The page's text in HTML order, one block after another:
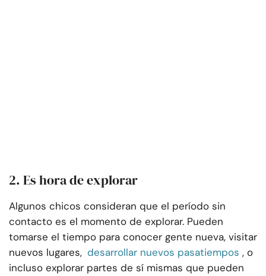
2. Es hora de explorar
Algunos chicos consideran que el período sin
contacto es el momento de explorar. Pueden
tomarse el tiempo para conocer gente nueva, visitar
nuevos lugares, desarrollar nuevos pasatiempos , o
incluso explorar partes de sí mismas que pueden